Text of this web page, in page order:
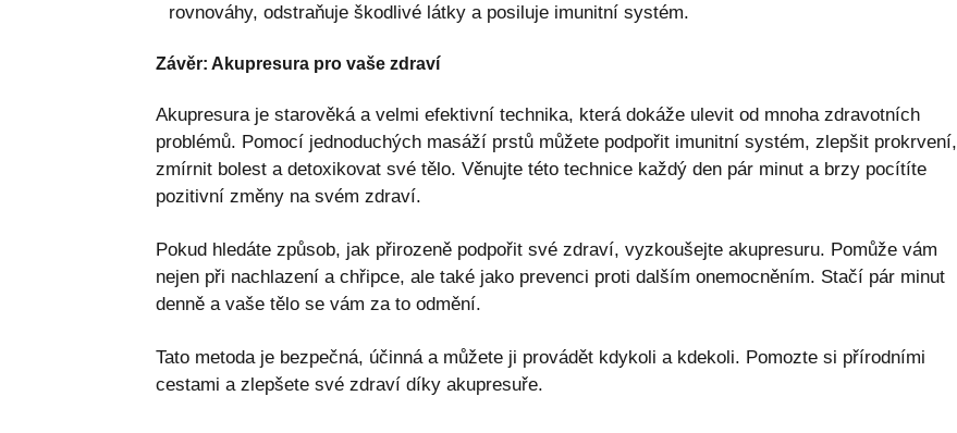
rovnováhy, odstraňuje škodlivé látky a posiluje imunitní systém.
Závěr: Akupresura pro vaše zdraví
Akupresura je starověká a velmi efektivní technika, která dokáže ulevit od mnoha zdravotních
problémů. Pomocí jednoduchých masáží prstů můžete podpořit imunitní systém, zlepšit prokrvení,
zmírnit bolest a detoxikovat své tělo. Věnujte této technice každý den pár minut a brzy pocítíte
pozitivní změny na svém zdraví.
Pokud hledáte způsob, jak přirozeně podpořit své zdraví, vyzkoušejte akupresuru. Pomůže vám
nejen při nachlazení a chřipce, ale také jako prevenci proti dalším onemocněním. Stačí pár minut
denně a vaše tělo se vám za to odmění.
Tato metoda je bezpečná, účinná a můžete ji provádět kdykoli a kdekoli. Pomozte si přírodními
cestami a zlepšete své zdraví díky akupresuře.